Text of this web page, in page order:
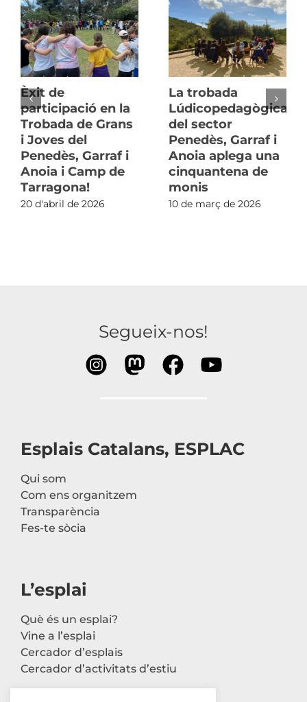
Èxit de
participació en la
Trobada de Grans
i Joves del
Penedès, Garraf i
Anoia i Camp de
Tarragona!
20 d'abril de 2026
La trobada
Lúdicopedagògica
del sector
Penedès, Garraf i
Anoia aplega una
cinquantena de
monis
10 de març de 2026
Segueix-nos!
Esplais Catalans, ESPLAC
Qui som
Com ens organitzem
Transparència
Fes-te sòcia
L’esplai
Què és un esplai?
Vine a l’esplai
Cercador d’esplais
Cercador d’activitats d’estiu